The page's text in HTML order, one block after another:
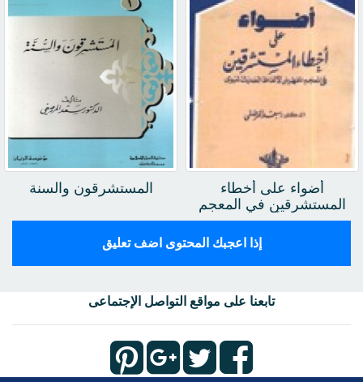
أضواء على أخطاء
المستشرقين في المعجم
المفهرس لألفاظ الحديث
الشريف
المستشرقون والسنة
إذا اعجبك المحتوى اضف تعليق
تابعنا على مواقع التواصل الإجتماعى